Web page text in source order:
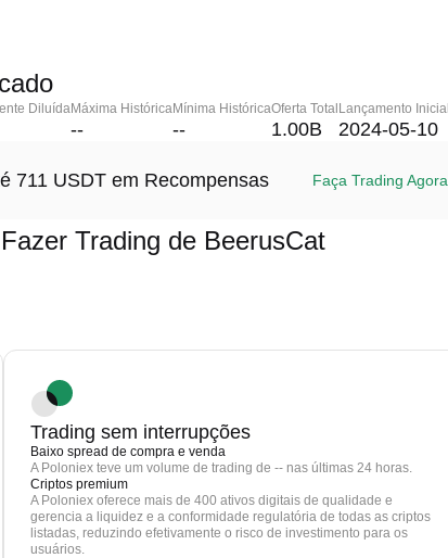
DiluídaMáxima Histórica
--
Mínima Histórica
--
Oferta Total
1.00B
Lançamento Inicial
2024-05-10
711 USDT em Recompensas Faça Trading Agora
Trading de BeerusCat
Trading sem interrupções
Baixo spread de compra e venda
A Poloniex teve um volume de trading de -- nas últimas 24 horas.
Criptos premium
A Poloniex oferece mais de 400 ativos digitais de qualidade e
gerencia a liquidez e a conformidade regulatória de todas as criptos
listadas, reduzindo efetivamente o risco de investimento para os
usuários.